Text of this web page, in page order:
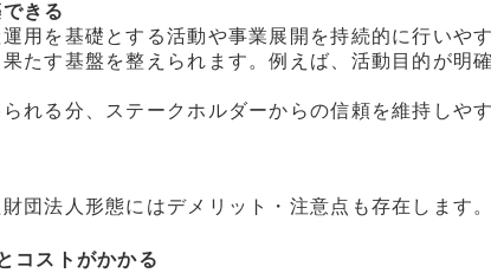
きる
用を基礎とする活動や事業展開を持続的に行いや
たす基盤を整えられます。例えば、活動目的が明
れる分、ステークホルダーからの信頼を維持しや
団法人形態にはデメリット・注意点も存在します
コストがかかる